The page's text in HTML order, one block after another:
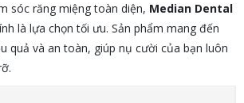
sóc răng miệng toàn diện, Median Dental
là lựa chọn tối ưu. Sản phẩm mang đến
quả và an toàn, giúp nụ cười của bạn luôn